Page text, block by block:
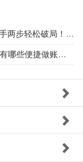
上一篇:不会做账？好会计AI小畅助手两步轻松破局！会计新人逆袭指南请查收！
下一篇:畅捷通好会计软件怎么样？有哪些便捷做账功能？